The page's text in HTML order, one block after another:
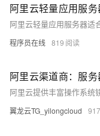
程序员在线 819
阿里云渠道商：服务
翼龙云TG_yilongcloud 917